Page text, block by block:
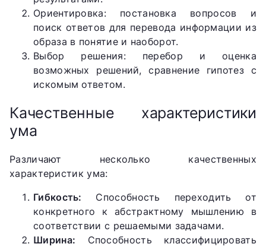
Ориентировка: постановка вопросов и
поиск ответов для перевода информации из
образа в понятие и наоборот.
Выбор решения: перебор и оценка
возможных решений, сравнение гипотез с
искомым ответом.
Качественные характеристики
ума
Различают несколько качественных
характеристик ума:
Гибкость: Способность переходить от
конкретного к абстрактному мышлению в
соответствии с решаемыми задачами.
Ширина: Способность классифицировать